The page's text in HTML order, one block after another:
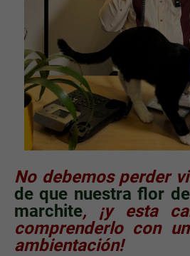
No debemos perder
de que nuestra flor
marchite, ¡y esta
comprenderlo con
ambientación!